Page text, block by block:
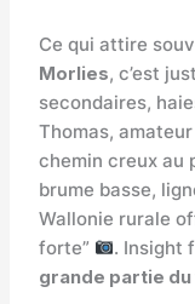
Ce qui attire
Morlies, c’est
secondaires,
Thomas,
chemin creux au
brume basse,
Wallonie rurale
forte”
. Insight
grande partie